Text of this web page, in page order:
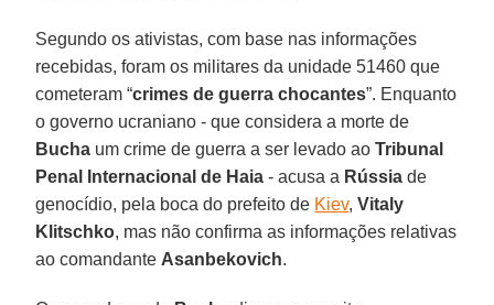
Segundo os ativistas, com base nas informações
recebidas, foram os militares da unidade 51460 que
cometeram “crimes de guerra chocantes”. Enquanto
o governo ucraniano - que considera a morte de
Bucha um crime de guerra a ser levado aoTribunal
Penal Internacional de Haia - acusa a Rússia de
genocídio, pela boca do prefeito de Kiev,Vitaly
Klitschko, mas não confirma as informações relativas
ao comandante Asanbekovich.